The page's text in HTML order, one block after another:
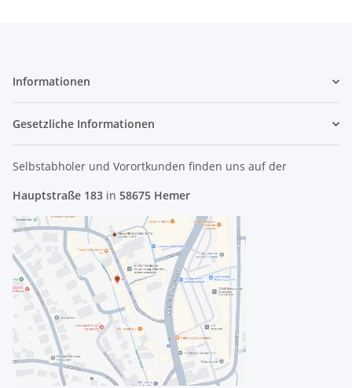
Informationen
Gesetzliche Informationen
Selbstabholer und Vorortkunden finden uns auf der
Hauptstraße 183 in 58675 Hemer